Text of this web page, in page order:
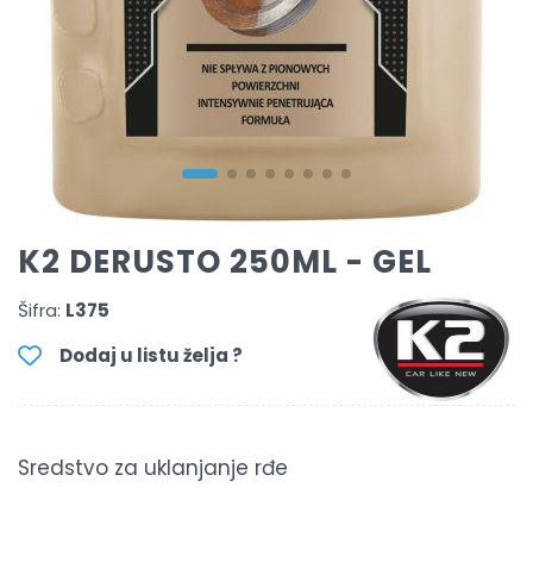
K2 DERUSTO 250ML - GEL
Šifra: L375
Dodaj u listu želja ?
Sredstvo za uklanjanje rđe